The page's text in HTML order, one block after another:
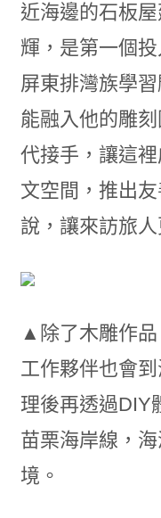
近海邊的石板
輝，是第一個
屏東排灣族學
能融入他的雕
代接手，讓這
文空間，推出
說，讓來訪旅
▲除了木雕作品
工作夥伴也會
理後再透過DIY
苗栗海岸線，
境。